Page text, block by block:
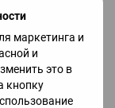
маркетинга и
и
это в
кнопку
від
за допомогою